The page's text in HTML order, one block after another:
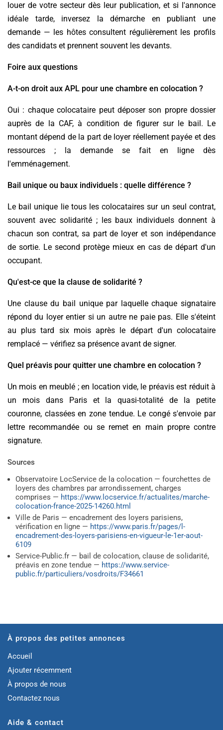
louer de votre secteur dès leur publication, et si l'annonce
idéale tarde, inversez la démarche en publiant une
demande — les hôtes consultent régulièrement les profils
des candidats et prennent souvent les devants.
Foire aux questions
A-t-on droit aux APL pour une chambre en colocation ?
Oui : chaque colocataire peut déposer son propre dossier
auprès de la CAF, à condition de figurer sur le bail. Le
montant dépend de la part de loyer réellement payée et des
ressources ; la demande se fait en ligne dès
l'emménagement.
Bail unique ou baux individuels : quelle différence ?
Le bail unique lie tous les colocataires sur un seul contrat,
souvent avec solidarité ; les baux individuels donnent à
chacun son contrat, sa part de loyer et son indépendance
de sortie. Le second protège mieux en cas de départ d'un
occupant.
Qu'est-ce que la clause de solidarité ?
Une clause du bail unique par laquelle chaque signataire
répond du loyer entier si un autre ne paie pas. Elle s'éteint
au plus tard six mois après le départ d'un colocataire
remplacé — vérifiez sa présence avant de signer.
Quel préavis pour quitter une chambre en colocation ?
Un mois en meublé ; en location vide, le préavis est réduit à
un mois dans Paris et la quasi-totalité de la petite
couronne, classées en zone tendue. Le congé s'envoie par
lettre recommandée ou se remet en main propre contre
signature.
Sources
Observatoire LocService de la colocation — fourchettes de
loyers des chambres par arrondissement, charges
comprises — https://www.locservice.fr/actualites/marche-
colocation-france-2025-14260.html
Ville de Paris — encadrement des loyers parisiens,
vérification en ligne — https://www.paris.fr/pages/l-
encadrement-des-loyers-parisiens-en-vigueur-le-1er-aout-
6109
Service-Public.fr — bail de colocation, clause de solidarité,
préavis en zone tendue — https://www.service-
public.fr/particuliers/vosdroits/F34661
À propos des petites annonces
Accueil
Ajouter récemment
À propos de nous
Contactez nous
Aide & contact